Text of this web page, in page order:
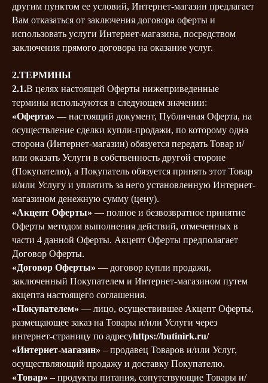
другим пунктом ее условий, Интернет-магазин предлагает
Вам отказаться от заключения договора оферты и
использовать услуги Интернет-магазина, посредством
заключения прямого договора на оказание услуг.
2.ТЕРМИНЫ
2.1.В целях настоящей Оферты нижеприведенные
термины используются в следующем значении:
«Оферта» — настоящий документ, Публичная Оферта, на
осуществление сделки купли-продажи, по которому одна
сторона (Интернет-магазин) обязуется передать Товар и/
или оказать Услуги в собственность другой стороне
(Покупателю), а Покупатель обязуется принять этот Товар
и/или Услугу и уплатить за него установленную Интернет-
магазином денежную сумму (цену).
«Акцепт Оферты» — полное и безвозвратное принятие
Оферты методом выполнения действий, отмеченных в
части 4 данной Оферты. Акцепт Оферты предполагает
Договор Оферты.
«Договор Оферты» — договор купли продажи,
заключенный Покупателем и Интернет-магазином путем
акцепта настоящего соглашения.
«Покупателем» — лицо, осуществившее Акцепт Оферты,
размещающее заказ на Товары и/или Услуги через
интернет-страницу по адресуhttps://butinirk.ru/
«Интернет-магазин» – продавец Товаров и/или Услуг,
осуществляющий продажу и доставку Покупателю.
«Товар» – продукты питания, сопутствующие Товары и/